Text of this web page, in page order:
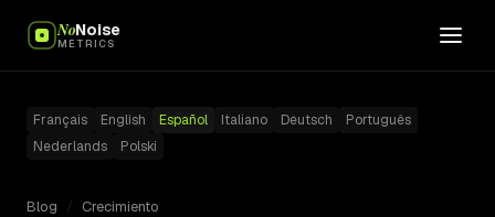
NoNoise
METRICS
Français English Español Italiano Deutsch
Português
Nederlands
Polski
Blog / Crecimiento